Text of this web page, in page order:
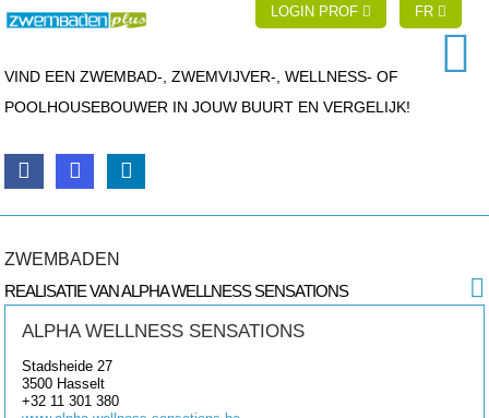
LOGIN PROF FR
VIND EEN ZWEMBAD-, ZWEMVIJVER-, WELLNESS- OF
POOLHOUSEBOUWER IN JOUW BUURT EN VERGELIJK!
ZWEMBADEN
REALISATIE VAN ALPHA WELLNESS SENSATIONS
ALPHA WELLNESS SENSATIONS
Stadsheide 27
3500 Hasselt
+32 11 301 380